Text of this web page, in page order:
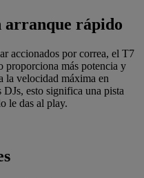
arranque rápido
accionados por correa, el T7
proporciona más potencia y
la velocidad máxima en
esto significa una pista
le das al play.